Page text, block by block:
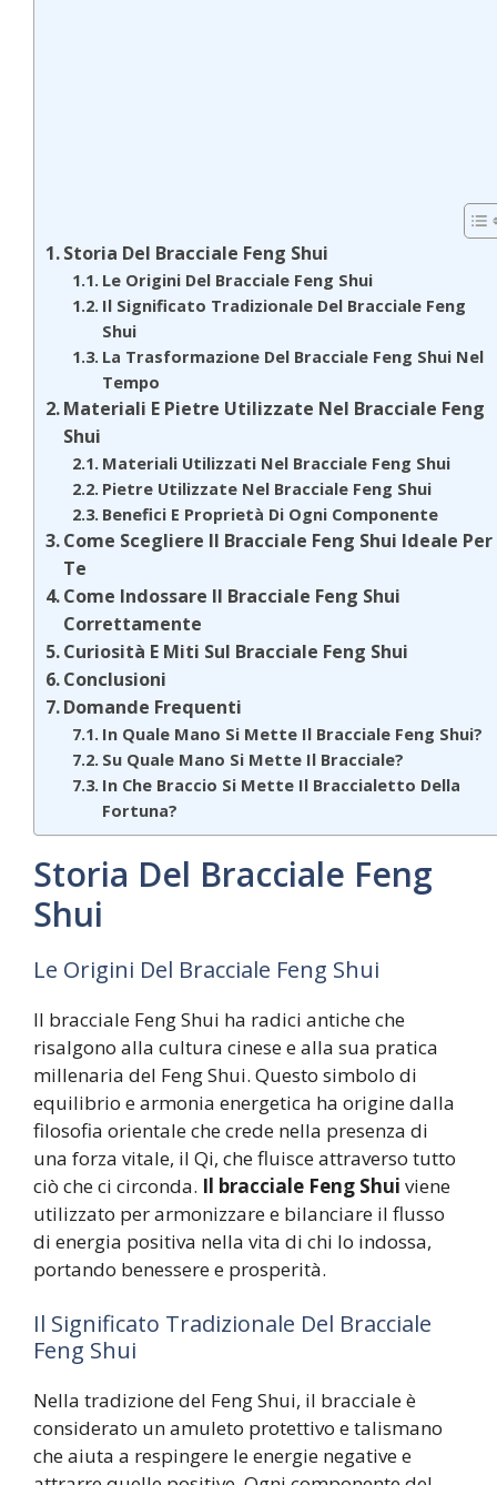
Storia Del Bracciale Feng Shui
Le Origini Del Bracciale Feng Shui
Il Significato Tradizionale Del Bracciale Feng
Shui
La Trasformazione Del Bracciale Feng Shui Nel
Tempo
Materiali E Pietre Utilizzate Nel Bracciale Feng
Shui
Materiali Utilizzati Nel Bracciale Feng Shui
Pietre Utilizzate Nel Bracciale Feng Shui
Benefici E Proprietà Di Ogni Componente
Come Scegliere Il Bracciale Feng Shui Ideale Per
Te
Come Indossare Il Bracciale Feng Shui
Correttamente
Curiosità E Miti Sul Bracciale Feng Shui
Conclusioni
Domande Frequenti
In Quale Mano Si Mette Il Bracciale Feng Shui?
Su Quale Mano Si Mette Il Bracciale?
In Che Braccio Si Mette Il Braccialetto Della
Fortuna?
Storia Del Bracciale Feng
Shui
Le Origini Del Bracciale Feng Shui
Il bracciale Feng Shui ha radici antiche che
risalgono alla cultura cinese e alla sua pratica
millenaria del Feng Shui. Questo simbolo di
equilibrio e armonia energetica ha origine dalla
filosofia orientale che crede nella presenza di
una forza vitale, il Qi, che fluisce attraverso tutto
ciò che ci circonda. Il bracciale Feng Shui viene
utilizzato per armonizzare e bilanciare il flusso
di energia positiva nella vita di chi lo indossa,
portando benessere e prosperità.
Il Significato Tradizionale Del Bracciale
Feng Shui
Nella tradizione del Feng Shui, il bracciale è
considerato un amuleto protettivo e talismano
che aiuta a respingere le energie negative e